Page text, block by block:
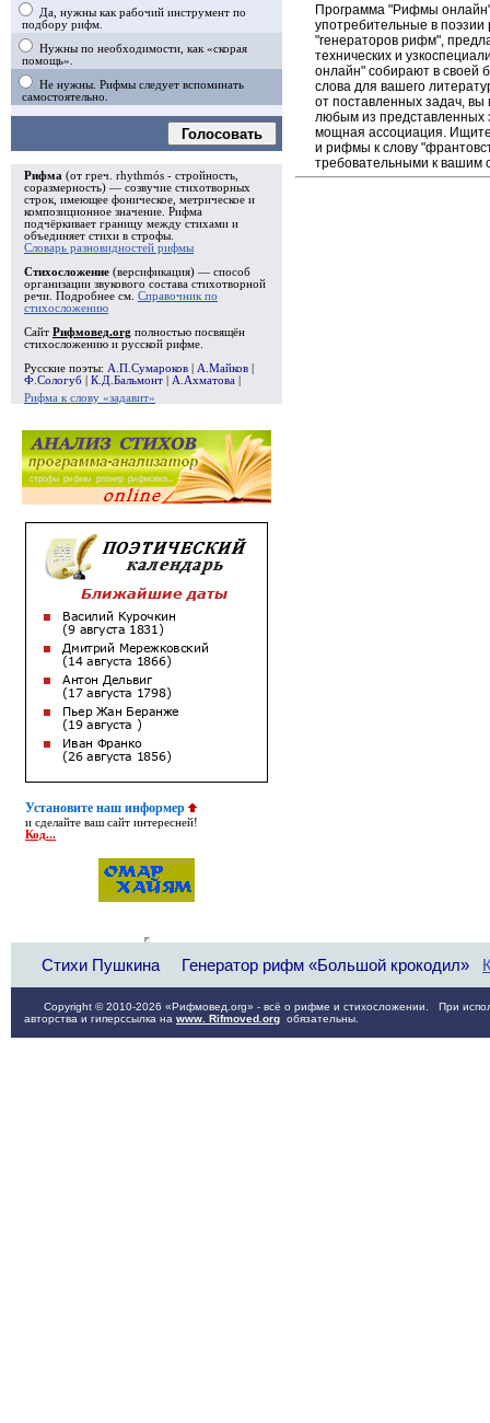
Да, нужны как рабочий инструмент по
подбору рифм.
Нужны по необходимости, как «скорая
помощь».
Не нужны. Рифмы следует вспоминать
самостоятельно.
Голосовать
Рифма (от греч. rhythmós - стройность,
соразмерность) — созвучие стихотворных
строк, имеющее фоническое, метрическое и
композиционное значение. Рифма
подчёркивает границу между стихами и
объединяет стихи в строфы
Словарь разновидностей рифмы
Стихосложение (версификация) — способ
организации звукового состава стихотворной
речи. Подробнее см. Справочник по
стихосложению
Сайт Рифмовед.org полностью посвящён
стихосложению и русской рифме.
Русские поэты: А.П.Сумароков А.Майков
Ф.Сологуб
К.Д.Бальмонт А.Ахматова
Рифма к слову «задавит»
Установите наш информер
и сделайте ваш сайт интересней!
Код...
Программа "Рифмы
употребительные в
"генераторов рифм",
технических и
онлайн" собирают в своей
слова для вашего
от поставленных задач,
любым из
мощная ассоциация. Ищите
и рифмы к слову
требовательными к вашим
Стихи Пушкина Генератор рифм «Большой крокодил»
Copyright © 2010-2026 «Рифмовед.org» - всё о рифме и стихосложении. При
авторства и гиперссылка на www. Rifmoved.org обязательны.